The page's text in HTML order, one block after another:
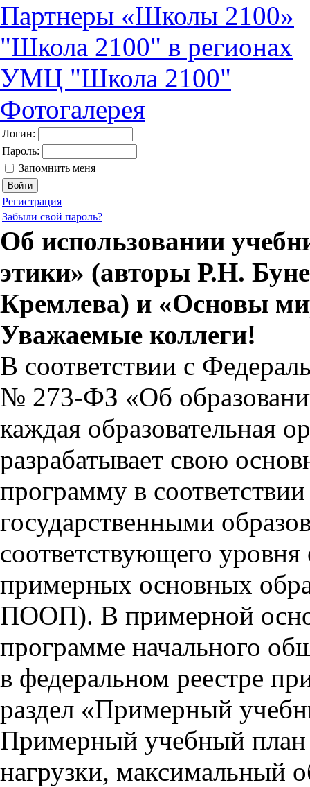
Партнеры «Школы 2100»
"Школа 2100" в регионах
УМЦ "Школа 2100"
Фотогалерея
Логин:
Пароль:
Запомнить меня
Регистрация
Забыли свой пароль?
Об использовании
этики» (авторы Р.Н.
Кремлева) и «Основы
Уважаемые коллеги!
В соответствии с
№ 273-ФЗ «Об
каждая образовательная
разрабатывает свою
программу в
государственными
соответствующего
примерных основных
ПООП). В примерной
программе начального
в федеральном реестре
раздел «Примерный
Примерный учебный
нагрузки, максимальный